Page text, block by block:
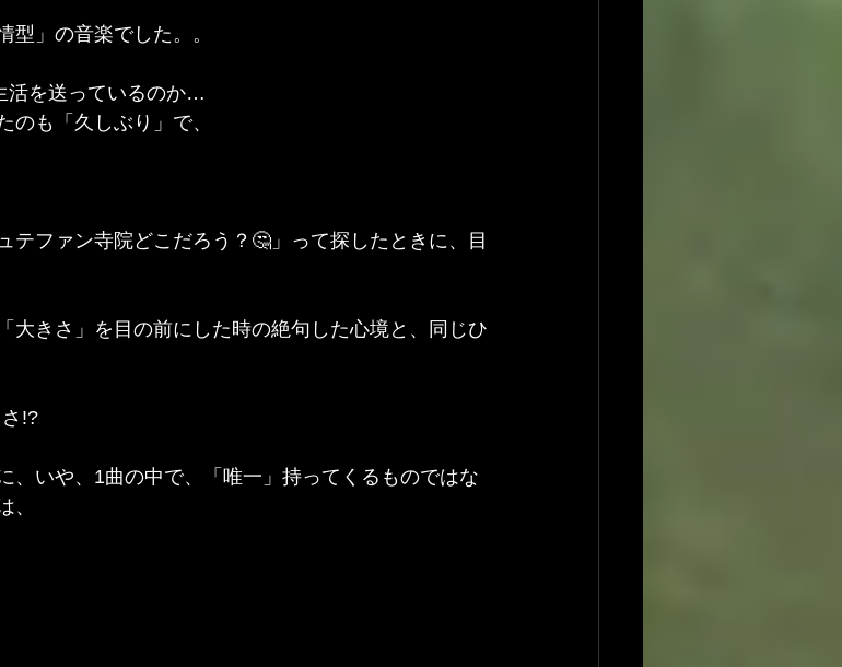
型」の音楽でした。。
活を送っているのか…
のも「久しぶり」で、
テファン寺院どこだろう？🤔」って探したときに、目
大きさ」を目の前にした時の絶句した心境と、同じひ
!?
、いや、1曲の中で、「唯一」持ってくるものではな
、